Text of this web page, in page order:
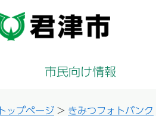
市民向け情報
トップページ > きみつフォトバンク